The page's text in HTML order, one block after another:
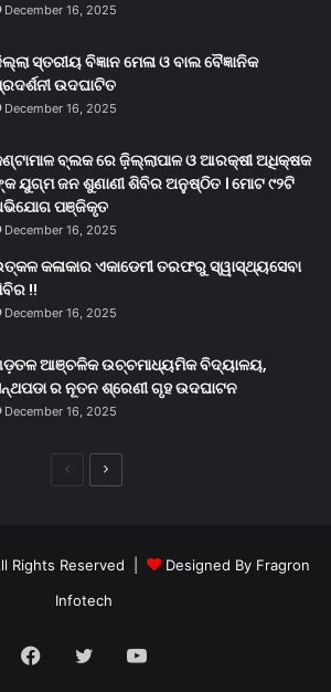
December 16, 2025
ସ୍ତରୀୟ ବିଜ୍ଞାନ ମେଳା ଓ ବାଲ ବୈଜ୍ଞାନିକ
ଉଦଘାଟିତ
December 16, 2025
ବ୍ଲକ ରେ ଜ଼ିଲ୍ଲାପାଳ ଓ ଆରକ୍ଷୀ ଅଧିକ୍ଷକ
ଯୁଗ୍ମ ଜନ ଶୁଣାଣୀ ଶିବିର ଅନୁଷ୍ଠିତ । ମୋଟ ୯୨ଟି
ପଞ୍ଜିକୃତ
December 16, 2025
କଳାକାର ଏକାଡେମୀ ତରଫରୁ ସ୍ୱାସ୍ଥ୍ୟସେବା
!!
December 16, 2025
ଆଞ୍ଚଳିକ ଉଚ୍ଚମାଧ୍ୟମିକ ବିଦ୍ୟାଳୟ,
ର ନୂତନ ଶ୍ରେଣୀ ଗୃହ ଉଦଘାଟନ
December 16, 2025
PreviousNext
Rights Reserved |
Designed By Fragron
Infotech
Facebook
TwitterYouTube